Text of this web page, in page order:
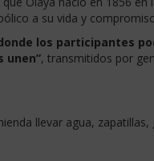
a su vida y
los participantes
unen”, transmitidos por
llevar agua,